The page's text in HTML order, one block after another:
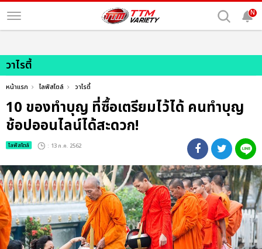
N
วาไรตี้
หน้าแรก ไลฟ์สไตล์ วาไรตี้
10 ของทำบุญ ที่ซื้อเตรียมไว้ได้ คนทำบุญ
ช้อปออนไลน์ได้สะดวก!
ไลฟ์สไตล์ : 13 ก.ค. 2562